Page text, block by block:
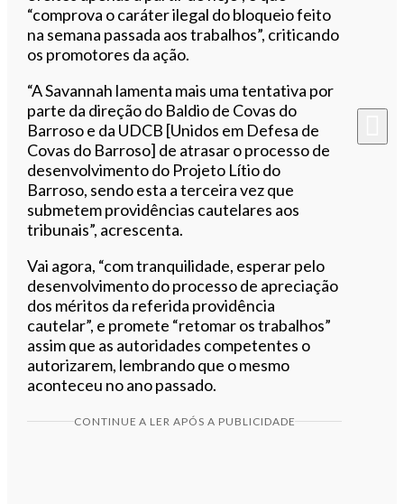
“comprova o caráter ilegal do bloqueio feito
na semana passada aos trabalhos”, criticando
os promotores da ação.
“A Savannah lamenta mais uma tentativa por
parte da direção do Baldio de Covas do
Barroso e da UDCB [Unidos em Defesa de
Covas do Barroso] de atrasar o processo de
desenvolvimento do Projeto Lítio do
Barroso, sendo esta a terceira vez que
submetem providências cautelares aos
tribunais”, acrescenta.
Vai agora, “com tranquilidade, esperar pelo
desenvolvimento do processo de apreciação
dos méritos da referida providência
cautelar”, e promete “retomar os trabalhos”
assim que as autoridades competentes o
autorizarem, lembrando que o mesmo
aconteceu no ano passado.
CONTINUE A LER APÓS A PUBLICIDADE